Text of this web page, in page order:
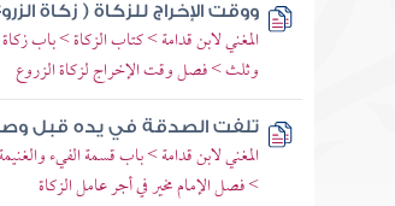
ووقت الإخراج للزكاة ( زكاة
المغني لابن قدامة > كتاب الزكاة > باب
وثلث > فصل وقت الإخراج لزكاة الزروع
تلفت الصدقة في يده قبل
المغني لابن قدامة > باب قسمة الفيء
> فصل الإمام مخير في أجر عامل الزكاة